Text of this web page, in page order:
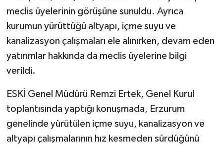
meclis üyelerinin görüşüne sunuldu. Ayrıca
kurumun yürüttüğü altyapı, içme suyu ve
kanalizasyon çalışmaları ele alınırken, devam eden
yatırımlar hakkında da meclis üyelerine bilgi
verildi.
ESKİ Genel Müdürü Remzi Ertek, Genel Kurul
toplantısında yaptığı konuşmada, Erzurum
genelinde yürütülen içme suyu, kanalizasyon ve
altyapı çalışmalarının hız kesmeden sürdüğünü